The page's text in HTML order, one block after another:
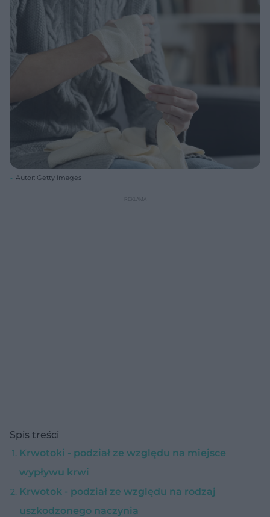
Autor: Getty Images
Spis treści
Krwotoki - podział ze względu na miejsce
wypływu krwi
Krwotok - podział ze względu na rodzaj
uszkodzonego naczynia